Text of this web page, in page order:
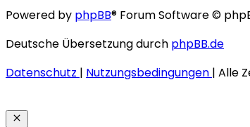
Powered by phpBB® Forum Software ©
Deutsche Übersetzung durch phpBB.de
Datenschutz | Nutzungsbedingungen | Alle